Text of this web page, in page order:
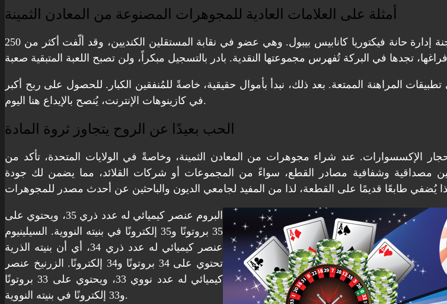
أمثلة على العلامات العادية للمجوهرات المصنوعة من المعادن الثمينة
تم اختيارها لعدة شروط متتالية، وقد عُرض عليها العمل لمدة ثلاث سنوات في لجنة إدارة حانة فيكتوريا كانابيس بيبول. وهي عضو في نقابة المستقلين الكنديين، وقد ألّفت أكثر من 250
المراهنة الممتعة. بعد ذلك، نبدأ بأموال حقيقية، خاصةً للمُنفقين الكبار. للحصول على ربح أكبر
في كازينوهات الإنترنت، يُنصح بالإيداع هنا اليوم.
الحب بعيدًا عن الروح يتجاوز ثروة المادة
لأحجار الإكسسوارات. عند شراء مجوهرات من المعادن الثمينة، وخاصةً في الولايات المتحدة، تأكد من
مصداقية وشفافية مصادر القطع، سواءً من المجموعات أو شركات القلائد، مما يضمن لك جودة
البروم عنصر كيميائي له عدد ذري 35، ويحتوي على
35 بروتونًا و35 إلكترونًا في بنيته النووية. السيلينيوم
عنصر كيميائي له عدد ذري 34، أي أن بنيته الذرية
تحتوي على 34 بروتونًا و34 إلكترونًا. الزرنيخ عنصر
كيميائي له عدد نووي 33، ويحتوي على 33 بروتونًا
و33 إلكترونًا في بنيته النووية.